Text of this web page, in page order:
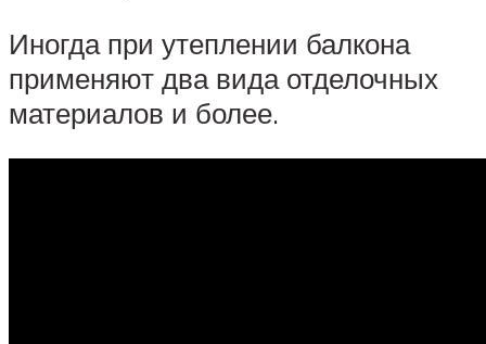
Иногда при утеплении балкона
применяют два вида отделочных
материалов и более.